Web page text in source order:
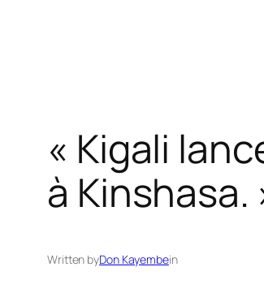
« Kigali
à Kinshasa.
Written byDon Kayembein